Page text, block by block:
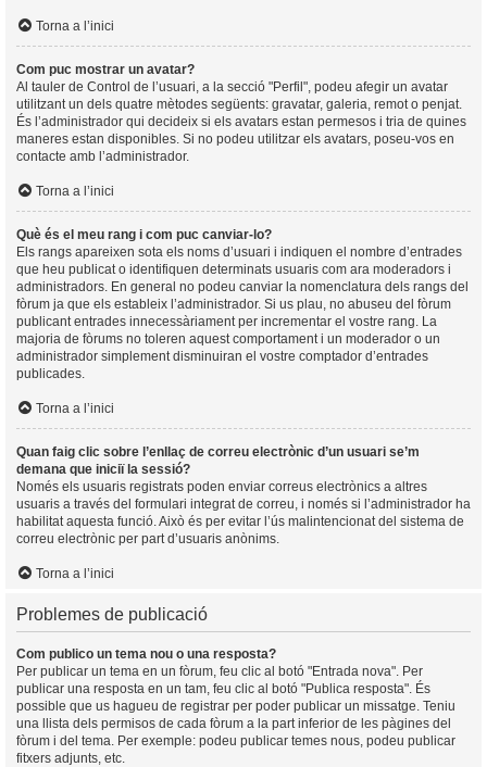
Torna a l’inici
Com puc mostrar un avatar?
Al tauler de Control de l’usuari, a la secció "Perfil", podeu afegir un avatar
utilitzant un dels quatre mètodes següents: gravatar, galeria, remot o penjat.
És l’administrador qui decideix si els avatars estan permesos i tria de quines
maneres estan disponibles. Si no podeu utilitzar els avatars, poseu-vos en
contacte amb l’administrador.
Torna a l’inici
Què és el meu rang i com puc canviar-lo?
Els rangs apareixen sota els noms d’usuari i indiquen el nombre d’entrades
que heu publicat o identifiquen determinats usuaris com ara moderadors i
administradors. En general no podeu canviar la nomenclatura dels rangs del
fòrum ja que els estableix l’administrador. Si us plau, no abuseu del fòrum
publicant entrades innecessàriament per incrementar el vostre rang. La
majoria de fòrums no toleren aquest comportament i un moderador o un
administrador simplement disminuiran el vostre comptador d’entrades
publicades.
Torna a l’inici
Quan faig clic sobre l’enllaç de correu electrònic d’un usuari se’m
demana que iniciï la sessió?
Només els usuaris registrats poden enviar correus electrònics a altres
usuaris a través del formulari integrat de correu, i només si l’administrador ha
habilitat aquesta funció. Això és per evitar l’ús malintencionat del sistema de
correu electrònic per part d’usuaris anònims.
Torna a l’inici
Problemes de publicació
Com publico un tema nou o una resposta?
Per publicar un tema en un fòrum, feu clic al botó "Entrada nova". Per
publicar una resposta en un tam, feu clic al botó "Publica resposta". És
possible que us hagueu de registrar per poder publicar un missatge. Teniu
una llista dels permisos de cada fòrum a la part inferior de les pàgines del
fòrum i del tema. Per exemple: podeu publicar temes nous, podeu publicar
fitxers adjunts, etc.